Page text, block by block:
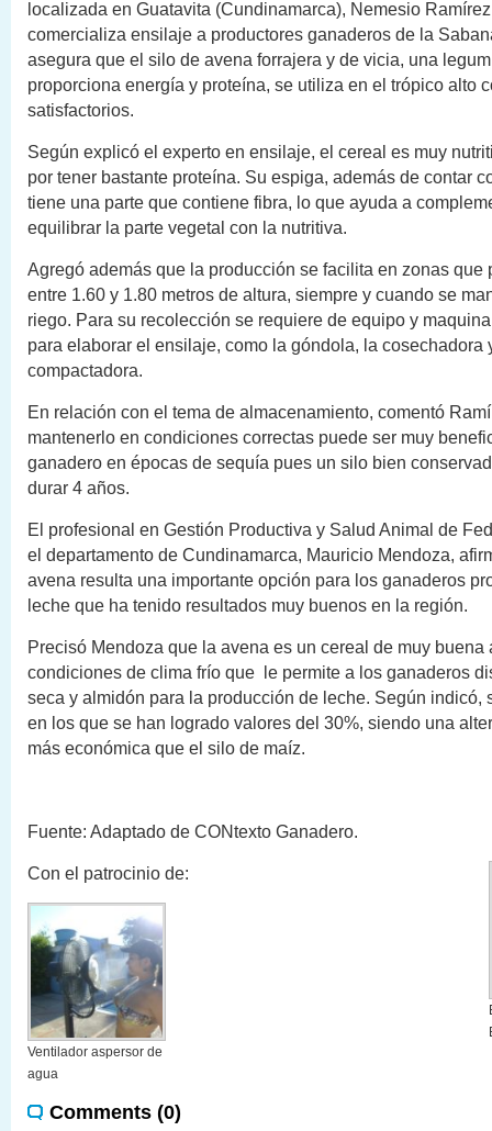
localizada en Guatavita (Cundinamarca), Nemesio
comercializa ensilaje a productores ganaderos de la
asegura que el silo de avena forrajera y de vicia, una
proporciona energía y proteína, se utiliza en el trópico alto
satisfactorios.
Según explicó el experto en ensilaje, el cereal es muy
por tener bastante proteína. Su espiga, además de contar
tiene una parte que contiene fibra, lo que ayuda a
equilibrar la parte vegetal con la nutritiva.
Agregó además que la producción se facilita en zonas que
entre 1.60 y 1.80 metros de altura, siempre y cuando se
riego. Para su recolección se requiere de equipo y
para elaborar el ensilaje, como la góndola, la cosechadora
compactadora.
En relación con el tema de almacenamiento, comentó
mantenerlo en condiciones correctas puede ser muy
ganadero en épocas de sequía pues un silo bien
durar 4 años.
El profesional en Gestión Productiva y Salud Animal de
el departamento de Cundinamarca, Mauricio Mendoza,
avena resulta una importante opción para los ganaderos
leche que ha tenido resultados muy buenos en la región.
Precisó Mendoza que la avena es un cereal de muy buena
condiciones de clima frío que le permite a los ganaderos
seca y almidón para la producción de leche. Según indicó,
en los que se han logrado valores del 30%, siendo una
más económica que el silo de maíz.
Fuente: Adaptado de CONtexto Ganadero.
Con el patrocinio de:
Ventilador aspersor de
agua
Comments (0)